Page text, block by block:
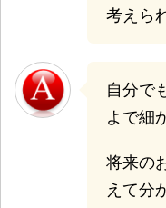
考えら
自分で
よで細
将来の
えて分